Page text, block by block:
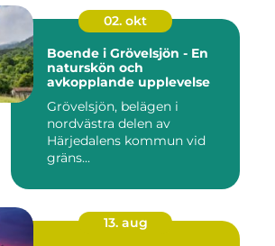
02. okt
Boende i Grövelsjön - En
naturskön och
avkopplande upplevelse
Grövelsjön, belägen i
nordvästra delen av
Härjedalens kommun vid
gräns...
13. aug